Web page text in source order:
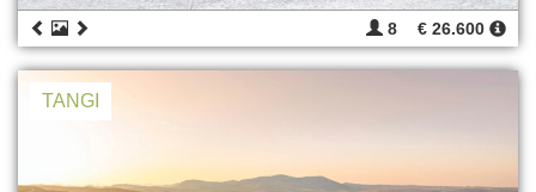
8 € 26.600
TANGI